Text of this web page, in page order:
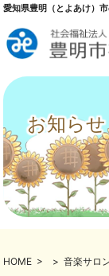
愛知県豊明（とよあけ）
お知らせ
HOME > > 音楽サロ